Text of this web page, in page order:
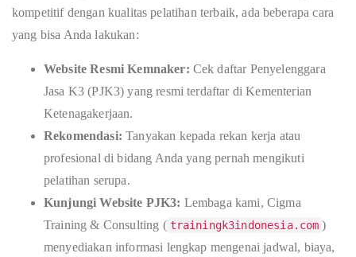
kompetitif dengan kualitas pelatihan terbaik, ada beberapa cara
yang bisa Anda lakukan:
Website Resmi Kemnaker: Cek daftar Penyelenggara
Jasa K3 (PJK3) yang resmi terdaftar di Kementerian
Ketenagakerjaan.
Rekomendasi: Tanyakan kepada rekan kerja atau
profesional di bidang Anda yang pernah mengikuti
pelatihan serupa.
Kunjungi Website PJK3: Lembaga kami, Cigma
Training & Consulting ( trainingk3indonesia.com )
menyediakan informasi lengkap mengenai jadwal, biaya,